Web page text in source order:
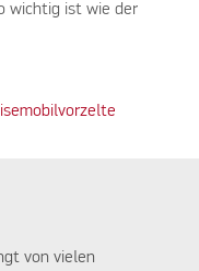
wichtig ist wie der
von vielen